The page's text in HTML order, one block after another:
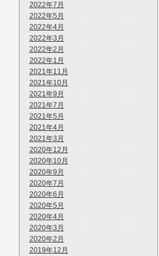
2022年7月
2022年5月
2022年4月
2022年3月
2022年2月
2022年1月
2021年11月
2021年10月
2021年9月
2021年7月
2021年5月
2021年4月
2021年3月
2020年12月
2020年10月
2020年9月
2020年7月
2020年6月
2020年5月
2020年4月
2020年3月
2020年2月
2019年12月